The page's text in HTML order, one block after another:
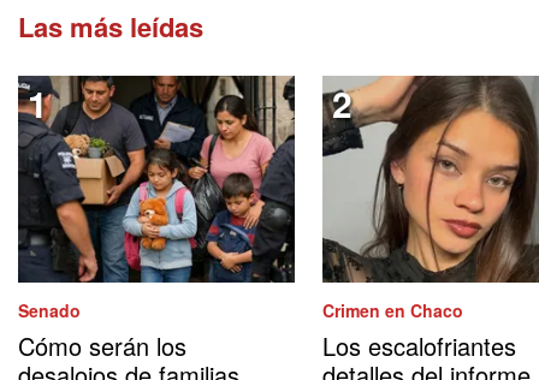
Las más leídas
Senado
Cómo serán los
Crimen en Chaco
Los escalofriantes